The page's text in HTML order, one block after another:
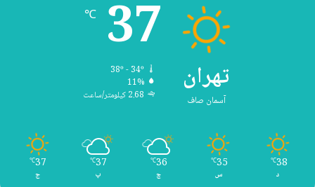
تهران
آسمان صاف
37
℃
38º - 34º
11%
2.68 کیلومتر/ساعت
38
℃
د
35
℃
س
36
℃
چ
37
℃
پ
37
℃
ج